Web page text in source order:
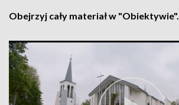
Obejrzyj cały materiał w "Obiektywie".